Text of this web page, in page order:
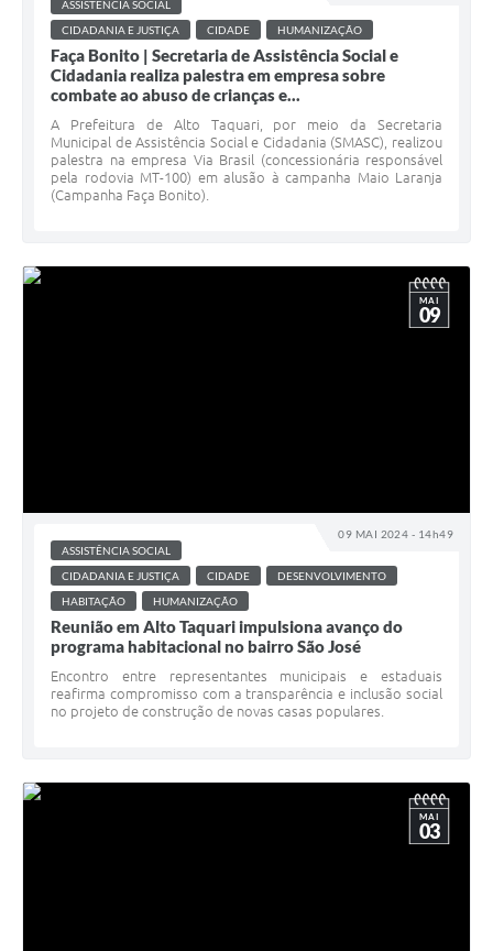
ASSISTÊNCIA SOCIAL
CIDADANIA E JUSTIÇA
CIDADE HUMANIZAÇÃO
Faça Bonito | Secretaria de Assistência Social e
Cidadania realiza palestra em empresa sobre
combate ao abuso de crianças e...
A Prefeitura de Alto Taquari, por meio da Secretaria
Municipal de Assistência Social e Cidadania (SMASC), realizou
palestra na empresa Via Brasil (concessionária responsável
pela rodovia MT-100) em alusão à campanha Maio Laranja
(Campanha Faça Bonito).
09 MAI 2024 - 14h49
MAI
09
ASSISTÊNCIA SOCIAL
CIDADANIA E JUSTIÇA
CIDADE
DESENVOLVIMENTO
HABITAÇÃO
HUMANIZAÇÃO
Reunião em Alto Taquari impulsiona avanço do
programa habitacional no bairro São José
Encontro entre representantes municipais e estaduais
reafirma compromisso com a transparência e inclusão social
no projeto de construção de novas casas populares.
MAI
03